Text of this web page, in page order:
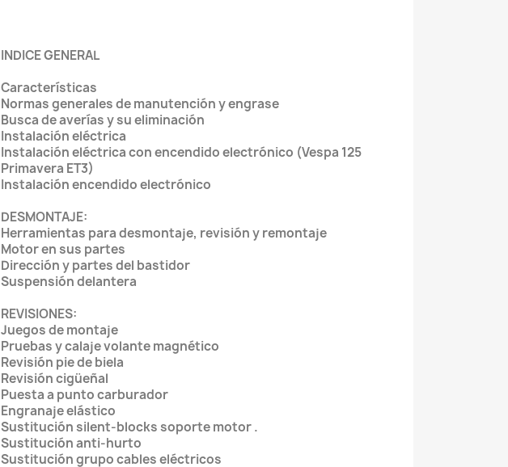
INDICE GENERAL
Características
Normas generales de manutención y engrase
Busca de averías y su eliminación
Instalación eléctrica
Instalación eléctrica con encendido electrónico (Vespa 125
Primavera ET3)
Instalación encendido electrónico
DESMONTAJE:
Herramientas para desmontaje, revisión y remontaje
Motor en sus partes
Dirección y partes del bastidor
Suspensión delantera
REVISIONES:
Juegos de montaje
Pruebas y calaje volante magnético
Revisión pie de biela
Revisión cigüeñal
Puesta a punto carburador
Engranaje elástico
Sustitución silent-blocks soporte motor .
Sustitución anti-hurto
Sustitución grupo cables eléctricos